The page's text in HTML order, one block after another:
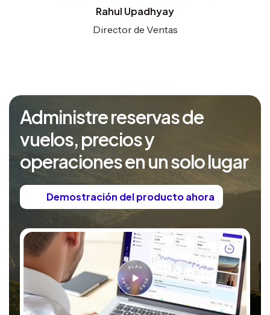
Rahul Upadhyay
Director de Ventas
Administre reservas de
vuelos, precios y
operaciones en un solo lugar
Demostración del producto ahora